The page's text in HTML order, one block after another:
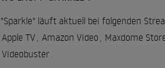
"Sparkle" läuft aktuell bei folgenden
Apple TV, Amazon Video , Maxdome
Videobuster.